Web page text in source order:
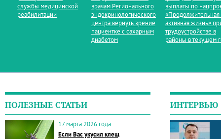
службы медицинской
реабилитации
врачам Регионального
эндокринологического
центра вернуть зрение
пациентке с сахарным
диабетом
выплаты по
«Продолжительная
активная жизнь»
трудоустройстве в
районы в текущем
ПОЛЕЗНЫЕ СТАТЬИ
17 марта 2026 года
Если Вас укусил клещ
ИНТЕРВЬЮ